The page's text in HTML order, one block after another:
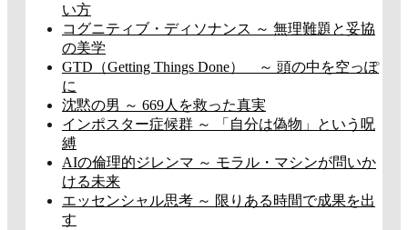
い方
コグニティブ・ディソナンス ～ 無理難題と妥協
の美学
GTD（Getting Things Done） ～ 頭の中を空っぽ
に
沈黙の男 ～ 669人を救った真実
インポスター症候群 ～ 「自分は偽物」という呪
縛
AIの倫理的ジレンマ ～ モラル・マシンが問いか
ける未来
エッセンシャル思考 ～ 限りある時間で成果を出
す